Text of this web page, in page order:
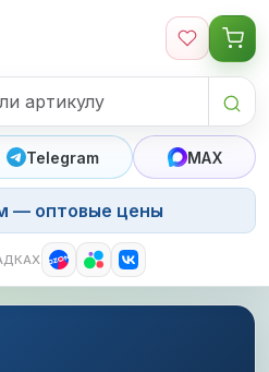
Telegram MAX
— оптовые цены